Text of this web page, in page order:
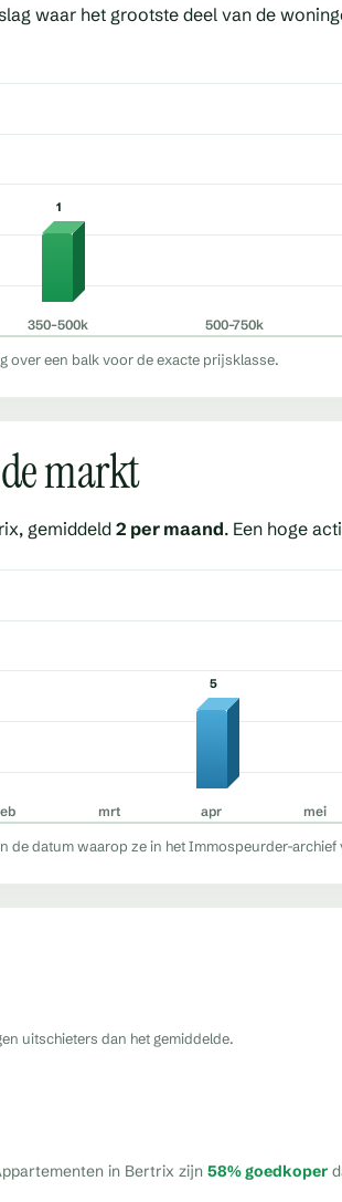
waar het grootste deel van de
1
350–500k 500–750k
over een balk voor de exacte prijsklasse.
markt
gemiddeld 2 per maand. Een hoge
mrt
5
apr mei
de datum waarop ze in het Immospeurder-archief
uitschieters dan het gemiddelde.
in Bertrix zijn 58% goedkoper